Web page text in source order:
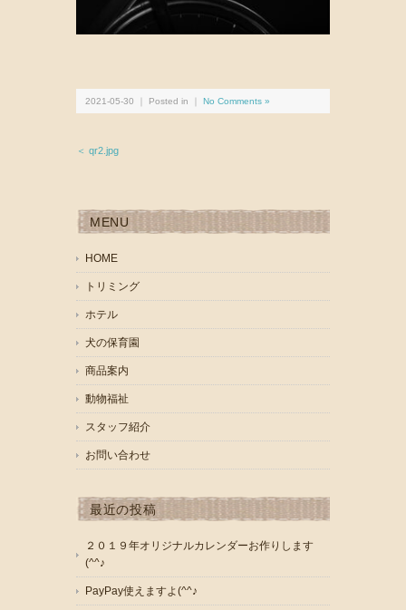
2021-05-30 ｜ Posted in ｜ No Comments »
＜ qr2.jpg
MENU
HOME
トリミング
ホテル
犬の保育園
商品案内
動物福祉
スタッフ紹介
お問い合わせ
最近の投稿
２０１９年オリジナルカレンダーお作りします
(^^♪
PayPay使えますよ(^^♪